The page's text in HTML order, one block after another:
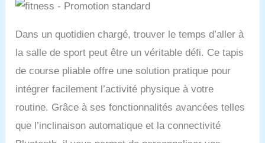
Dans un quotidien chargé, trouver le temps d’aller à
la salle de sport peut être un véritable défi. Ce tapis
de course pliable offre une solution pratique pour
intégrer facilement l’activité physique à votre
routine. Grâce à ses fonctionnalités avancées telles
que l’inclinaison automatique et la connectivité